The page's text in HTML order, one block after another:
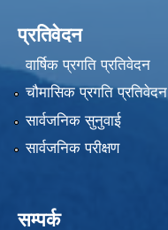
प्रतिवेदन
वार्षिक प्रगति प्रतिवेदन
चौमासिक प्रगति प्रतिवेदन
सार्वजनिक सुनुवाई
सार्वजनिक परीक्षण
सम्पर्क